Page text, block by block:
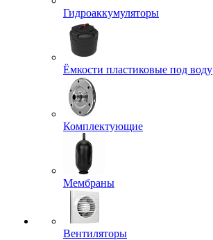
Гидроаккумуляторы
Ёмкости пластиковые под воду
Комплектующие
Мембраны
Вентиляторы